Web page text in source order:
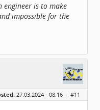
engineer is to make
impossible for the
27.03.2024 - 08:16 · #11